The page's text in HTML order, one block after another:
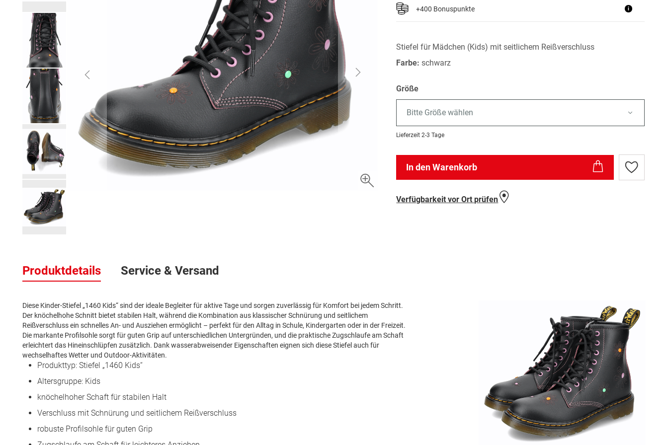
der
Bildergalerie
+400 Bonuspunkte i
Stiefel für Mädchen (Kids) mit seitlichem Reißverschluss
Farbe:schwarz
Größe
Bitte Größe wählen
Lieferzeit 2-3 Tage
In den Warenkorb
Zur
Wunschliste
Verfügbarkeit vor Ort prüfen
Produktdetails
Diese Kinder-Stiefel „1460 Kids“ sind der ideale Begleiter für aktive Tage und sorgen zuverlässig für Komfort bei jedem Schritt.
Der knöchelhohe Schnitt bietet stabilen Halt, während die Kombination aus klassischer Schnürung und seitlichem
Reißverschluss ein schnelles An- und Ausziehen ermöglicht – perfekt für den Alltag in Schule, Kindergarten oder in der Freizeit.
Die markante Profilsohle sorgt für guten Grip auf unterschiedlichen Untergründen, und die praktische Zugschlaufe am Schaft
erleichtert das Hineinschlüpfen zusätzlich. Dank wasserabweisender Eigenschaften eignen sich diese Stiefel auch für
wechselhaftes Wetter und Outdoor-Aktivitäten.
Produkttyp: Stiefel „1460 Kids“
Altersgruppe: Kids
knöchelhoher Schaft für stabilen Halt
Verschluss mit Schnürung und seitlichem Reißverschluss
robuste Profilsohle für guten Grip
Service & Versand